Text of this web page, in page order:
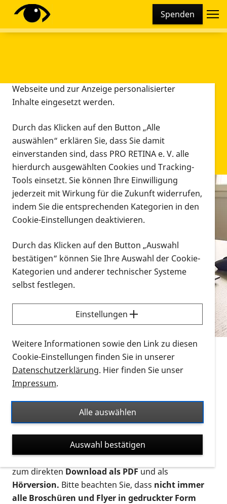
Spenden
Infomaterial
Infomaterial
Vorlesen
Alle Infomaterialien in verschiedenen
Formaten an einem Ort
Sie möchten wissen, wie Sie nach Infonmaterial
suchen und dieses bestellen bzw. herunterladen
können? Schauen Sie sich dieErklärvideos zum
Thema Infomaterial auf der PRO RETINA-Website
für blinde und sehbehinderte Menschen an.
Auf dieser Seite finden Sie sämtliches Infomaterial
Ort. Nutzen Sie den Formatfilter, um ausschließlich
nach Flyern und Broschüren, Audios oder Videos zu
suchen. Die meisten Flyer und Broschüren werden in
verschiedenen Formaten angeboten: zur
postalischen Bestellung als gedruckte Variante
zum direktenDownload als PDFund als
Hörversion. Bitte beachten Sie, dass nicht immer
alle Broschüren und Flyer in gedruckter Form
Diese Webseite setzt verschiedene Cookies und
Tracking-Tools ein. Dies beinhaltet Cookies und
Webseite und zur Anzeige personalisierter
Inhalte eingesetzt werden.
Durch das Klicken auf den Button „Alle
auswählen“ erklären Sie, dass Sie damit
einverstanden sind, dass PRO RETINA e. V. alle
hierdurch ausgewählten Cookies und Tracking-
Tools einsetzt. Sie können Ihre Einwilligung
jederzeit mit Wirkung für die Zukunft widerrufen,
indem Sie die entsprechenden Kategorien in den
Cookie-Einstellungen deaktivieren.
Durch das Klicken auf den Button „Auswahl
bestätigen“ können Sie Ihre Auswahl der Cookie-
Kategorien und anderer technischer Systeme
selbst festlegen.
Einstellungen
Weitere Informationen sowie den Link zu diesen
Cookie-Einstellungen finden Sie in unserer
Datenschutzerklärung. Hier finden Sie unser
Impressum.
Alle auswählen
Auswahl bestätigen